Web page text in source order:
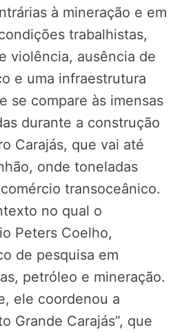
à mineração e em
trabalhistas,
violência, ausência de
e uma infraestrutura
se compare às imensas
durante a construção
Carajás, que vai até
onde toneladas
transoceânico.
no qual o
Peters Coelho,
de pesquisa em
petróleo e mineração.
ele coordenou a
Grande Carajás”, que